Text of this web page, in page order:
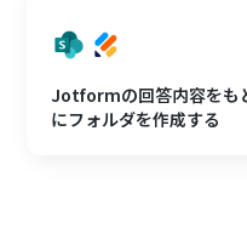
Jotformの回答内容を
にフォルダを作成する